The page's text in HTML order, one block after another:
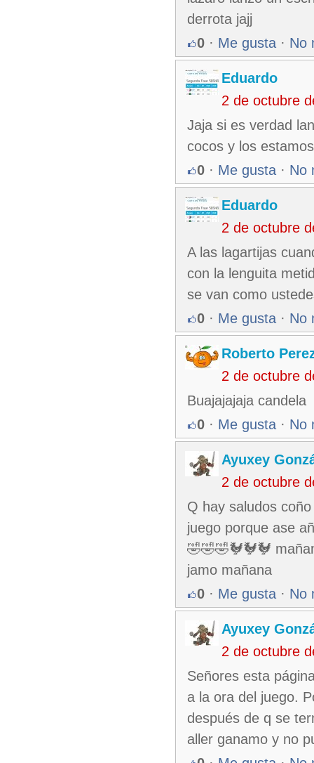
derrota jajj
0 · Me gusta · No
Eduardo
2 de octubre
Jaja si es verdad
cocos y los
0 · Me gusta · No
Eduardo
2 de octubre
A las lagartijas
con la lenguita
se van como
0 · Me gusta · No
Roberto
2 de octubre
Buajajajaja candela
0 · Me gusta · No
Ayuxey
2 de octubre
Q hay saludos
juego porque ase
🤣🤣🤣🐓🐓🐓
jamo mañana
0 · Me gusta · No
Ayuxey
2 de octubre
Señores esta
a la ora del juego.
después de q se
aller ganamo y no